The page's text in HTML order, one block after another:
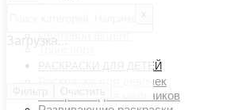
Цветовой акцент
Транспорт
РАСКРАСКИ ДЛЯ ДЕТЕЙ
Раскраски для девочек
Раскраски для мальчиков
Загрузка...